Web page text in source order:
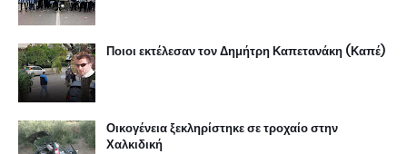
Ποιοι εκτέλεσαν τον Δημήτρη Καπετανάκη (Καπέ)
Οικογένεια ξεκληρίστηκε σε τροχαίο στην
Χαλκιδική